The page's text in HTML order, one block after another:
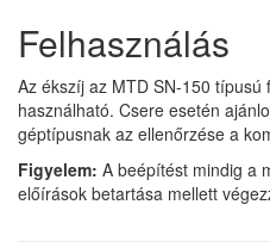
Felhasználás
Az ékszíj az MTD SN-150
használható. Csere esetén
géptípusnak az ellenőrzése a
Figyelem: A beépítést mindig a
előírások betartása mellett